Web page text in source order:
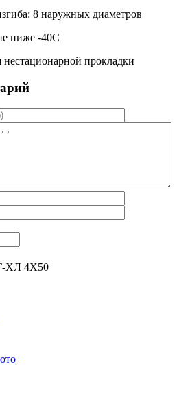
8 наружных диаметров
ниже -40С
прокладки
ХЛ 4X50